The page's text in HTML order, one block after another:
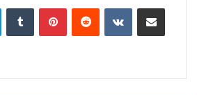
LinkedInTumblr PinterestReddit VKontakteShare via Email